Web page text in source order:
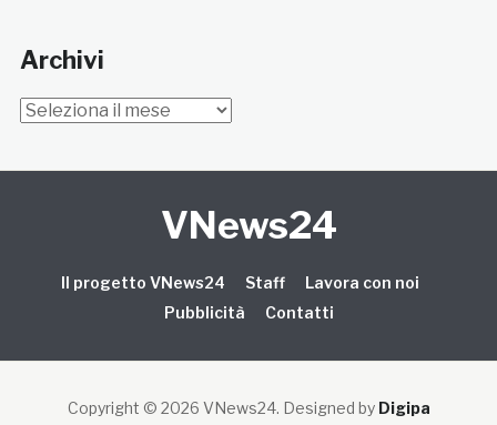
Archivi
Archivi
VNews24
Il progetto VNews24 Staff
Lavora con noi
Pubblicità
Contatti
Copyright © 2026 VNews24. Designed by Digipa